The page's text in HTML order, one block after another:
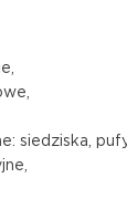
siedziska,